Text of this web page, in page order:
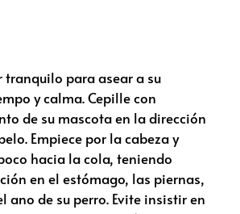
tranquilo para asear a su
y calma. Cepille con
de su mascota en la dirección
Empiece por la cabeza y
hacia la cola, teniendo
en el estómago, las piernas,
ano de su perro. Evite insistir en